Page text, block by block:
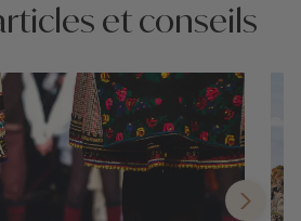
et conseils